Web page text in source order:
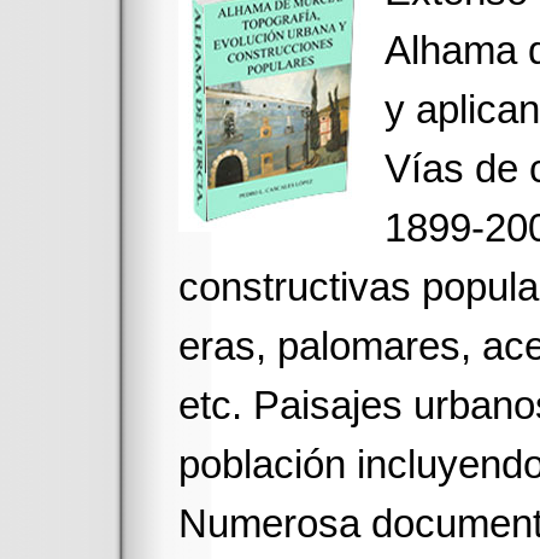
Alhama
y
Vías de
1899-
constructivas
eras, palomares,
etc. Paisajes
población
Numerosa